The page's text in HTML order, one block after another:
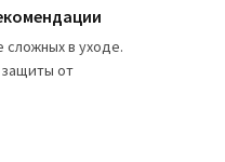
сложных в уходе.
защиты от